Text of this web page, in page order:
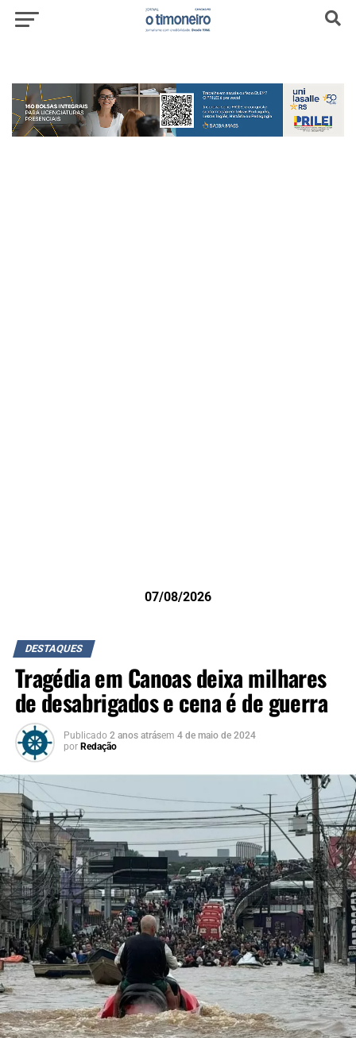
07/08/2026
DESTAQUES
Tragédia em Canoas deixa milhares
de desabrigados e cena é de guerra
Publicado 2 anos atrásem 4 de maio de 2024
por Redação